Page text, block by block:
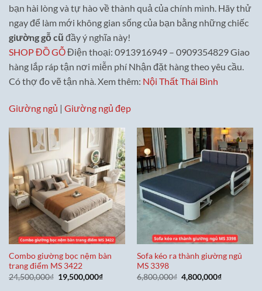
bạn hài lòng và tự hào về thành quả của chính mình. Hãy thử
ngay để làm mới không gian sống của bạn bằng những chiếc
giường gỗ cũ đầy ý nghĩa này!
SHOP ĐỒ GỖĐiện thoại: 0913916949 – 0909354829 Giao
hàng lắp ráp tận nơi miễn phí Nhận đặt hàng theo yêu cầu.
Có thợ đo vẽ tận nhà. Xem thêm: Nội Thất Thái Bình
Giường ngủ | Giường ngủ đẹp
Combo giường bọc nệm bàn
trang điểm MS 3422
24,500,000₫ Giá
gốc
19,500,000₫Giá
Sofa kéo ra thành giường ngủ
MS 3398
6,800,000₫ Giá
gốc
4,800,000₫Giá